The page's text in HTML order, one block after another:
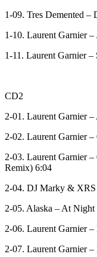
1-09. Tres Demented –
1-10. Laurent Garnier –
1-11. Laurent Garnier –
CD2
2-01. Laurent Garnier
2-02. Laurent Garnier
2-03. Laurent Garnier
Remix) 6:04
2-04. DJ Marky &
2-05. Alaska – At Night
2-06. Laurent Garnier
2-07. Laurent Garnier